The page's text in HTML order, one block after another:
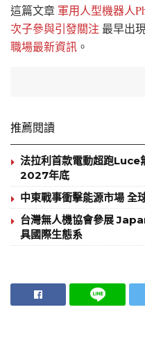
這篇文章 軍用人型機器人
次子參與引發關注 最早出
職場最新資訊 。
推薦閱讀
法拉利首款電動超跑Luce
2027年底
中東戰事衝擊能源市場 全
台灣無人機協會參展
具國際生態系